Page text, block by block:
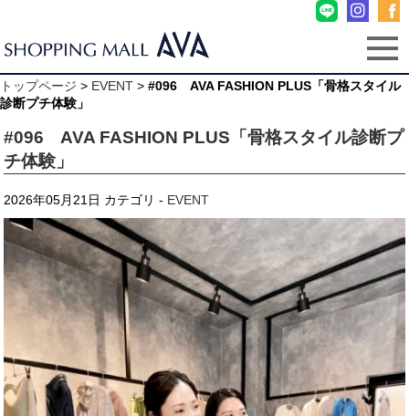
トップページ > EVENT > #096 AVA FASHION PLUS「骨格スタイル
診断プチ体験」
#096 AVA FASHION PLUS「骨格スタイル診断プ
チ体験」
2026年05月21日 カテゴリ - EVENT